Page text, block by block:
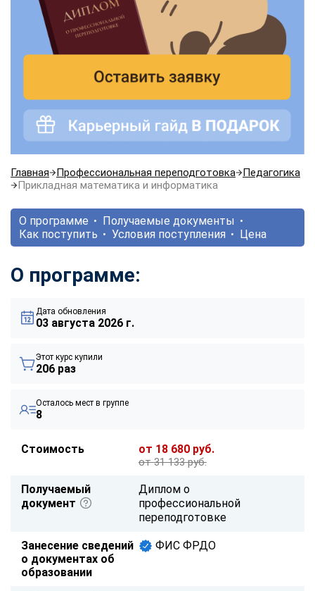
Главная Профессиональная переподготовка
Педагогика
Прикладная математика и информатика
О программе
Получаемые документы
Как поступить
Условия поступления Цена
О программе:
Дата обновления
03 августа 2026 г.
Этот курс купили
206 раз
Осталось мест в группе
8
Стоимость от 18 680 руб.
от 31 133 руб.
Получаемый
документ
Диплом о
профессиональной
переподготовке
Занесение сведений
о документах об
образовании
ФИС ФРДО